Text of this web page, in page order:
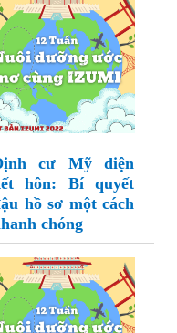
cư Mỹ diện
hôn: Bí quyết
hồ sơ một cách
chóng